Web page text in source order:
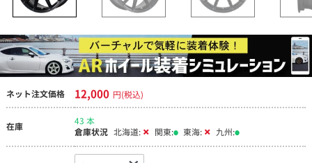
ネット注文価格 12,000 円(税込)
在庫
43 本
倉庫状況 北海道: 関東: 東海: 九州: